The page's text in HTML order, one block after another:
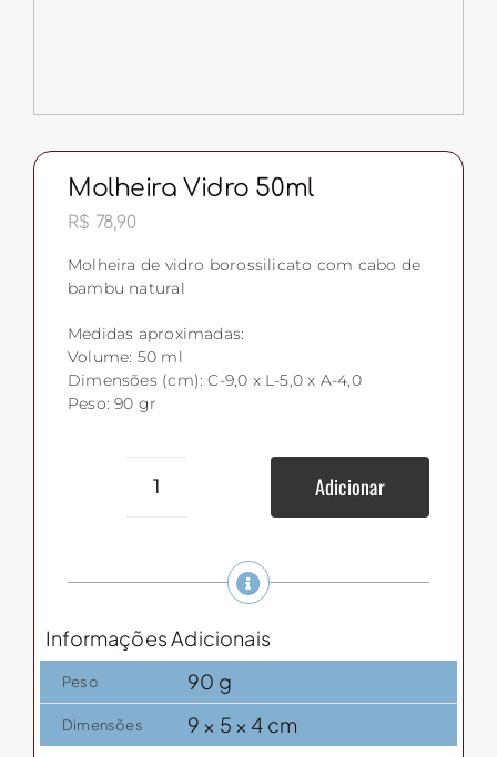
Molheira Vidro 50ml
R$ 78,90
Molheira de vidro borossilicato com cabo de
bambu natural
Medidas aproximadas:
Volume: 50 ml
Dimensões (cm): C-9,0 x L-5,0 x A-4,0
Peso: 90 gr
Molheira
quantidade
Adicionar
Informações Adicionais
Peso 90 g
Dimensões 9 × 5 × 4 cm